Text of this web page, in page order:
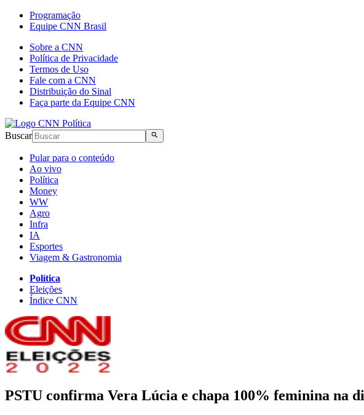
Programação
Equipe CNN Brasil
Sobre a CNN
Política de Privacidade
Termos de Uso
Fale com a CNN
Distribuição do Sinal
Faça parte da Equipe CNN
Buscar
Pular para o conteúdo
Ao vivo
Política
Money
WW
Agro
Infra
IA
Esportes
Viagem & Gastronomia
Política
Eleições
Índice CNN
PSTU confirma Vera Lúcia e chapa 100% feminina na